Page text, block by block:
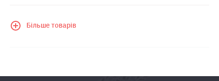
Більше товарів